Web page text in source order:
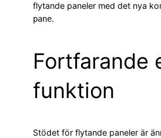
flytande paneler med det nya
pane.
Fortfarande
funktion
Stödet för flytande paneler är